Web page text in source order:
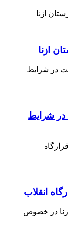
ازنا
در شرایط
انقلاب